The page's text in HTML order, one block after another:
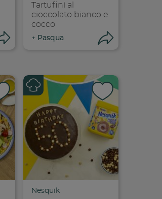
facebook
Apri condivisione
su
link
Tartufini al
cioccolato bianco e
cocco
+ Pasqua
Nesquik